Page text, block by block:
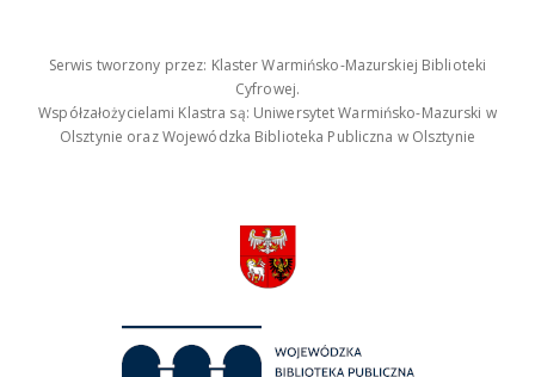
Serwis tworzony przez: Klaster Warmińsko-Mazurskiej Biblioteki
Cyfrowej.
Współzałożycielami Klastra są: Uniwersytet Warmińsko-Mazurski w
Olsztynie oraz Wojewódzka Biblioteka Publiczna w Olsztynie